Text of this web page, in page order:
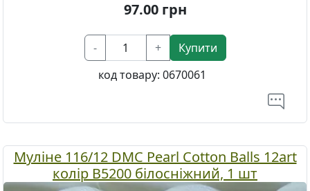
97.00грн
- +
Купити
код товару: 0670061
Муліне 116/12 DMC Pearl Cotton Balls 12art
колір В5200 білосніжний, 1 шт